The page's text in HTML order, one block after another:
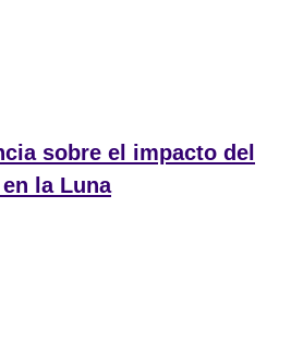
sobre el impacto del
la Luna